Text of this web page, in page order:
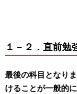
１－２．直前勉
最後の科目となり
けることが一般的